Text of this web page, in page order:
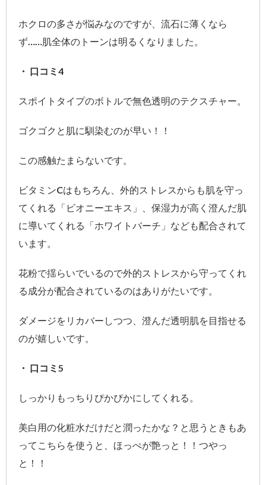
ホクロの多さが悩みなのですが、流石に薄くなら
ず……肌全体のトーンは明るくなりました。
・ 口コミ4
スポイトタイプのボトルで無色透明のテクスチャー。
ゴクゴクと肌に馴染むのが早い！！
この感触たまらないです。
ビタミンCはもちろん、外的ストレスからも肌を守っ
てくれる「ビオニーエキス」、保湿力が高く澄んだ肌
に導いてくれる「ホワイトバーチ」なども配合されて
います。
花粉で揺らいでいるので外的ストレスから守ってくれ
る成分が配合されているのはありがたいです。
ダメージをリカバーしつつ、澄んだ透明肌を目指せる
のが嬉しいです。
・ 口コミ5
しっかりもっちりぴかぴかにしてくれる。
美白用の化粧水だけだと潤ったかな？と思うときもあ
ってこちらを使うと、ほっぺが艶っと！！つやっ
と！！